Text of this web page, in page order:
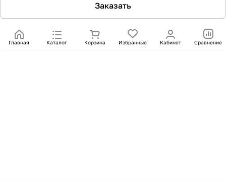
Заказать
Главная Каталог Корзина Избранные Кабинет Сравнение